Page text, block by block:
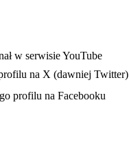
karcie
w serwisie YouTube
na X (dawniej Twitter)
karcie
profilu na Facebooku